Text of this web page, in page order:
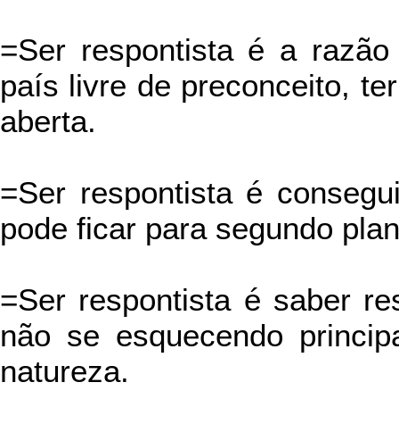
=Ser respontista é a
país livre de preconceito,
aberta.
=Ser respontista é
pode ficar para segundo
=Ser respontista é saber
não se esquecendo
natureza.